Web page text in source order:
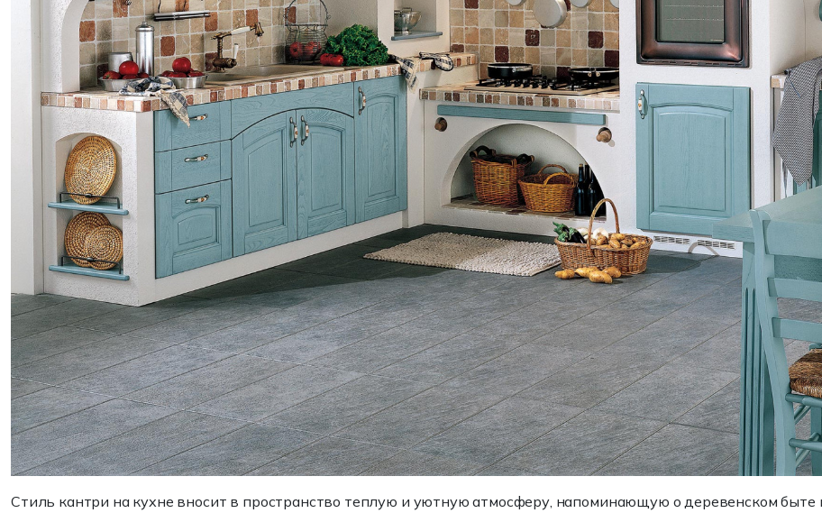
Стиль кантри на кухне вносит в пространство теплую и уютную атмосферу, напоминающую о деревенском быте